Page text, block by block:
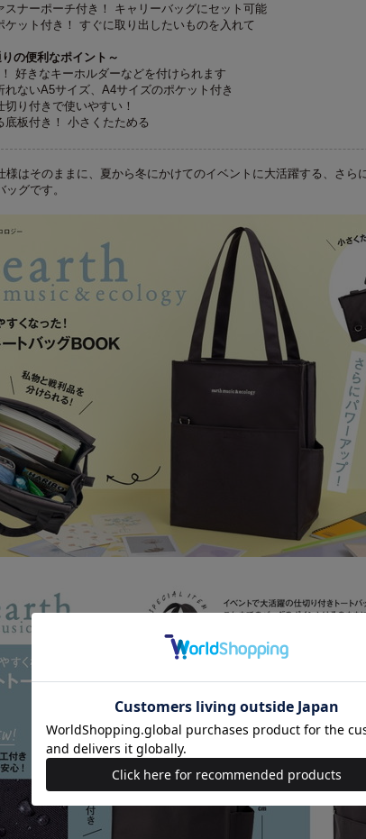
ナーポーチ付き！ キャリーバッグにセット可能
ット付き！ すぐに取り出したいものを入れて
の便利なポイント～
好きなキーホルダーなどを付けられます
ないA5サイズ、A4サイズのポケット付き
り付きで使いやすい！
板付き！ 小さくたためる
様はそのままに、夏から冬にかけてのイベントに大活躍する、さら
グです。